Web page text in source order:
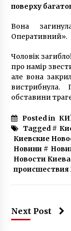
У
поверху
Вона
Оперативний».
Чоловік
про намір
але вона
вистрибнула.
обставини
Posted in
Tagged #
Киевские
Новини #
Новости Киева
происшествия
Next Post